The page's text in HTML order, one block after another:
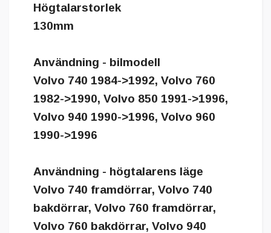
Högtalarstorlek
130mm
Användning - bilmodell
Volvo 740 1984->1992, Volvo 760
1982->1990, Volvo 850 1991->1996,
Volvo 940 1990->1996, Volvo 960
1990->1996
Användning - högtalarens läge
Volvo 740 framdörrar, Volvo 740
bakdörrar, Volvo 760 framdörrar,
Volvo 760 bakdörrar, Volvo 940